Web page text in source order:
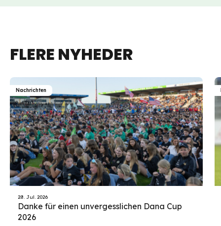
FLERE NYHEDER
Nachrichten
28. Jul. 2026
Danke für einen unvergesslichen Dana Cup
2026